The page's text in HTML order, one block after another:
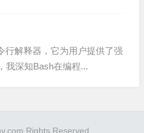
行解释器，它为用户提供了强
我深知Bash在编程...
Rights Reserved.